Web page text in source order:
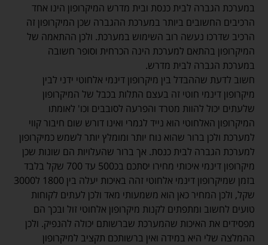
במערכת הגברה לבית כנסת ובית מדרש המיקרופון הינו אחד
הרכיבים החשובים ביותר במערכת ההגברה שכן המיקרופון זה
הרכיב שדרכו נעשה רוב השימוש במערכת. ולכן ההתאמה של
המיקרופון בהתאם למערכת הינה הכרחית וסופר חשובה
במערכת הגברה לבית מדרש.
חשוב לדעת שההבדל בין מיקרופון דינמי אלחוטי ידני לבין
מיקרופון דינמי חוטי זה בעצם התלות בכבל של המיקרופון
שלעתים יכול להוות מטרד והפרעה לסובבים וכו' לאומתו
המיקרופון האלחוטי הוא נייד לגמרי ואינו דורש שום חיבור קווי
למערכת ולכן ברור שהוא נוח יותר ומומלץ יותר לשמש כמיקרופון
למערכת הגברה לבית כנסת. אך ברור שהעלויות הם שונות שכן
מיקרופון דינמי איכותי מחירו יסתכם בכ500 עד 700 שקל בלבד
בזמן שמיקרופון דינמי אלחוטי זהה באיכות יעלה בין 1800 ל3000
שקל, ולכן המחיר כאן הוא משמעותי מאד ולכן לעתים לקוחות
טועים לחשוב ומתפתים לקנות מיקרופון אלחוטי זול ובכך הם
מפסידים את האיכות שהמערכת שברשותם יכולה להנפיק. ולכן
ההמלצה שלי היא במידה ואין ברשותכם תקציב למיקרופון